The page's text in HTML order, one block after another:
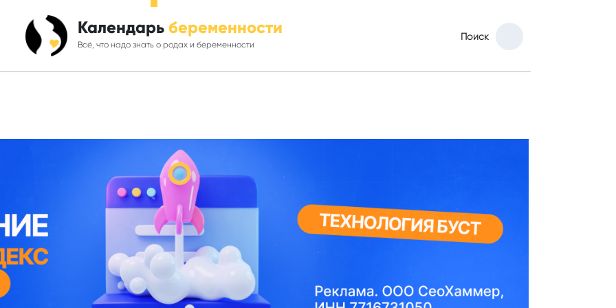
Календарь беременности
Всё, что надо знать о родах и беременности
Поиск